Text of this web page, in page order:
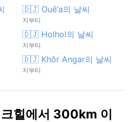
🇩🇯 Ouê‘a의 날씨
지부티
🇩🇯 Holhol의 날씨
지부티
🇩🇯 Khôr Angar의 날씨
지부티
힐에서 300km 이